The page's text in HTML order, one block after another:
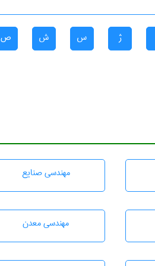
ژ س ش ص
مهندسی صنايع
مهندسی معدن